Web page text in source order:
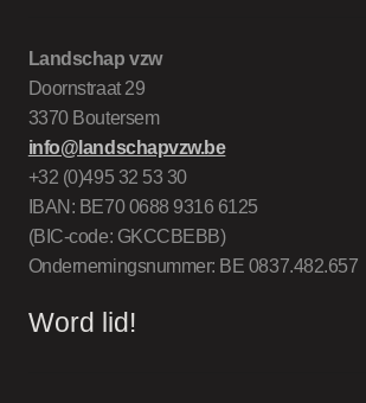
Landschap vzw
Doornstraat 29
3370 Boutersem
info@landschapvzw.be
+32 (0)495 32 53 30
IBAN: BE70 0688 9316 6125
(BIC-code: GKCCBEBB)
Ondernemingsnummer: BE 0837.482.657
Word lid!